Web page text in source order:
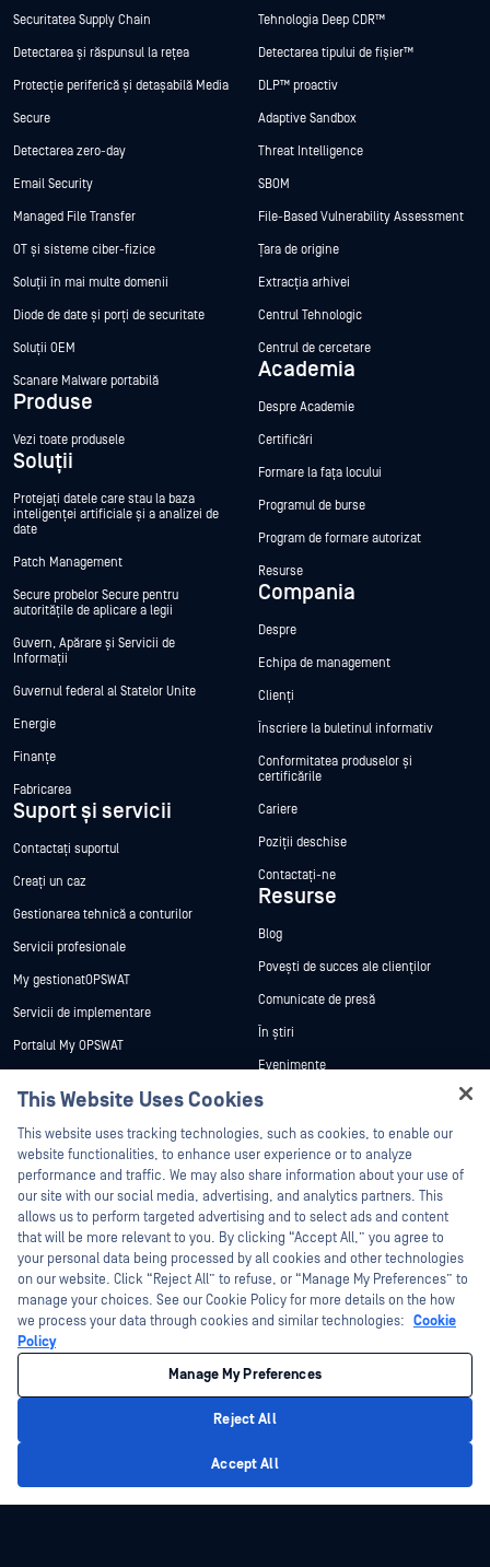
Securitatea Supply Chain
Detectarea și răspunsul la rețea
Protecție periferică și detașabilă Media
Secure
Detectarea zero-day
Email Security
Managed File Transfer
OT și sisteme ciber-fizice
Soluții în mai multe domenii
Diode de date și porți de securitate
Soluții OEM
Scanare Malware portabilă
Produse
Vezi toate produsele
Soluții
Protejați datele care stau la baza
inteligenței artificiale și a analizei de
date
Patch Management
Secure probelor Secure pentru
autoritățile de aplicare a legii
Guvern, Apărare și Servicii de
Informații
Guvernul federal al Statelor Unite
Energie
Finanțe
Fabricarea
Suport și servicii
Contactați suportul
Creați un caz
Gestionarea tehnică a conturilor
Servicii profesionale
My gestionatOPSWAT
Servicii de implementare
Portalul My OPSWAT
vulnerabilităților
Parteneri
Certificare
Parteneri tehnologici
Program de parteneriat de canal
Tehnologia Deep CDR™
Detectarea tipului de fișier™
DLP™ proactiv
Adaptive Sandbox
Threat Intelligence
SBOM
File-Based Vulnerability Assessment
Țara de origine
Extracția arhivei
Centrul Tehnologic
Centrul de cercetare
Academia
Despre Academie
Certificări
Formare la fața locului
Programul de burse
Program de formare autorizat
Resurse
Compania
Despre
Echipa de management
Clienți
Înscriere la buletinul informativ
Conformitatea produselor și
certificările
Cariere
Poziții deschise
Contactați-ne
Resurse
Blog
Povești de succes ale clienților
Comunicate de presă
În știri
Evenimente
Webinare
Fișe de date
Cărți albe
Instrumente gratuite
©2026 OPSWAT . Toate drepturile rezervate. OPSWAT, MetaDefender, Metascan,
MetaAccess, OPSWAT , Trust no File. Trust No Device., OPSWAT , Protecting the
World's Critical Infrastructure, Deep CDR™ Technology, InQuest, logo-ul InQuest,
DFI, RetroHunt, Deep File Inspection și Join the Hunt sunt mărci comerciale ale
OPSWAT . Mărcile comerciale ale terților sunt proprietatea deținătorilor respectivi.
Politica de confidențialitate
Opțiunile dvs. de confidențialitate din California
This Website Uses Cookies
This website uses tracking technologies, such as cookies, to enable our
website functionalities, to enhance user experience or to analyze
performance and traffic. We may also share information about your use of
our site with our social media, advertising, and analytics partners. This
allows us to perform targeted advertising and to select ads and content
that will be more relevant to you. By clicking “Accept All,” you agree to
your personal data being processed by all cookies and other technologies
on our website. Click “Reject All” to refuse, or “Manage My Preferences” to
manage your choices. See our Cookie Policy for more details on the how
we process your data through cookies and similar technologies: Cookie
Policy
Manage My Preferences
Reject All
Accept All
Hey there!
I'm Ozzy, your OPSWAT virtual assistant.
How can I help you secure what's critical
today?